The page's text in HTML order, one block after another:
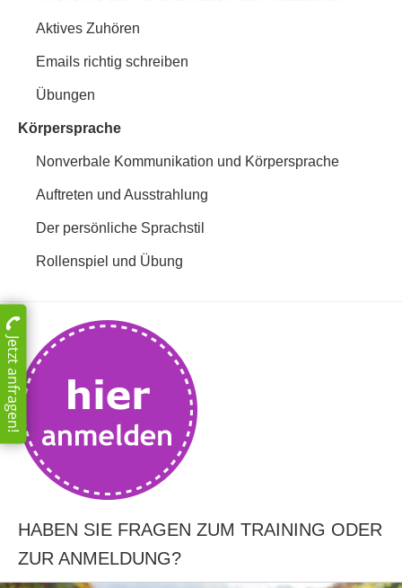
Aktives Zuhören
Emails richtig schreiben
Übungen
Körpersprache
Nonverbale Kommunikation und Körpersprache
Auftreten und Ausstrahlung
Der persönliche Sprachstil
Rollenspiel und Übung
HABEN SIE FRAGEN ZUM TRAINING ODER
ZUR ANMELDUNG?
Jetzt anfragen!